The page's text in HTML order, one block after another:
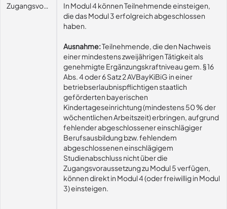
ZugangsvoraussetzungenIn Modul 4 können Teilnehmende einsteigen,
die das Modul 3 erfolgreich abgeschlossen
haben.
Ausnahme:Teilnehmende, die den Nachweis
einer mindestens zweijährigen Tätigkeit als
genehmigte Ergänzungskraftniveau gem. § 16
Abs. 4 oder 6 Satz 2 AVBayKiBiG in einer
betriebserlaubnispflichtigen staatlich
geförderten bayerischen
Kindertageseinrichtung (mindestens 50 % der
wöchentlichen Arbeitszeit) erbringen, aufgrund
fehlender abgeschlossener einschlägiger
Berufsausbildung bzw. fehlendem
abgeschlossenen einschlägigem
Studienabschluss nicht über die
Zugangsvoraussetzung zu Modul 5 verfügen,
können direkt in Modul 4 (oder freiwillig in Modul
3) einsteigen.